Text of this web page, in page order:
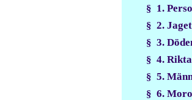
§ 1.
§ 2. Jaget
§ 3.
§ 4.
§ 5.
§ 6.